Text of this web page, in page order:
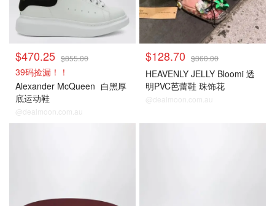
$470.25 $855.00
39码捡漏！！
Alexander McQueen 白黑厚
底运动鞋
@dealmoon.com.au
$128.70 $360.00
HEAVENLY JELLY Bloomi 透
明PVC芭蕾鞋 珠饰花
@dealmoon.com.au